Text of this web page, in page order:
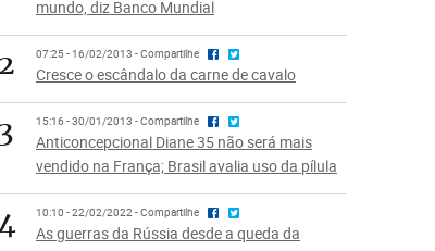
mundo, diz Banco Mundial
2 07:25 - 16/02/2013 - Compartilhe
Cresce o escândalo da carne de cavalo
3 15:16 - 30/01/2013 - Compartilhe
Anticoncepcional Diane 35 não será mais
vendido na França; Brasil avalia uso da pílula
4 10:10 - 22/02/2022 - Compartilhe
As guerras da Rússia desde a queda da